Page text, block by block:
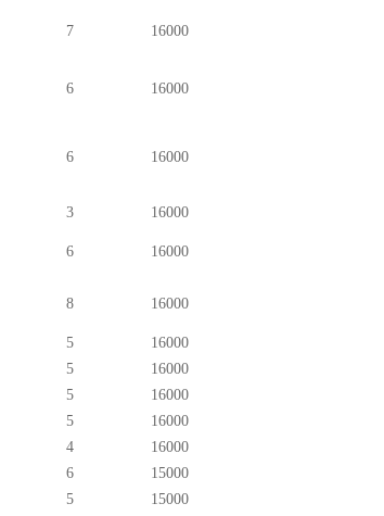
7 16000
6 16000
6 16000
3 16000
6 16000
8 16000
5
16000
5
16000
5
16000
5
16000
4
16000
6
15000
5 15000